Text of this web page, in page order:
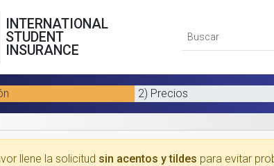
INTERNATIONAL
STUDENT
INSURANCE
2) Precios
llene la solicitud sin acentos y tildes para evitar